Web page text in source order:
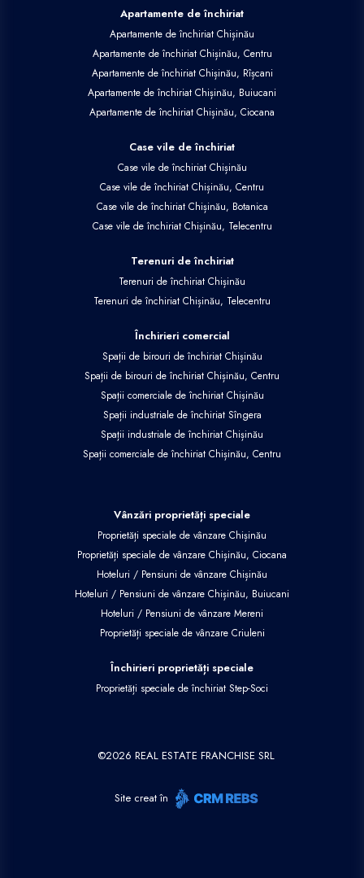
Apartamente de închiriat
Apartamente de închiriat Chișinău
Apartamente de închiriat Chișinău, Centru
Apartamente de închiriat Chișinău, Rîșcani
Apartamente de închiriat Chișinău, Buiucani
Apartamente de închiriat Chișinău, Ciocana
Case vile de închiriat
Case vile de închiriat Chișinău
Case vile de închiriat Chișinău, Centru
Case vile de închiriat Chișinău, Botanica
Case vile de închiriat Chișinău, Telecentru
Terenuri de închiriat
Terenuri de închiriat Chișinău
Terenuri de închiriat Chișinău, Telecentru
Închirieri comercial
Spații de birouri de închiriat Chișinău
Spații de birouri de închiriat Chișinău, Centru
Spații comerciale de închiriat Chișinău
Spații industriale de închiriat Sîngera
Spații industriale de închiriat Chișinău
Spații comerciale de închiriat Chișinău, Centru
Vânzări proprietăți speciale
Proprietăți speciale de vânzare Chișinău
Proprietăți speciale de vânzare Chișinău, Ciocana
Hoteluri / Pensiuni de vânzare Chișinău
Hoteluri / Pensiuni de vânzare Chișinău, Buiucani
Hoteluri / Pensiuni de vânzare Mereni
Proprietăți speciale de vânzare Criuleni
Închirieri proprietăți speciale
Proprietăți speciale de închiriat Step-Soci
©2026 REAL ESTATE FRANCHISE SRL
Site creat în